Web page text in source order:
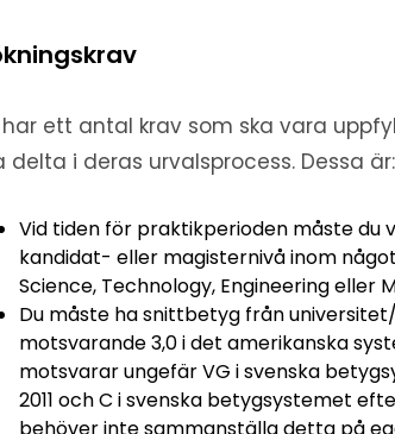
har ett antal krav som ska vara
delta i deras urvalsprocess. Dessa är:
Vid tiden för praktikperioden måste du
kandidat- eller magisternivå inom
Science, Technology, Engineering eller
Du måste ha snittbetyg från
motsvarande 3,0 i det amerikanska
motsvarar ungefär VG i svenska
2011 och C i svenska betygsystemet